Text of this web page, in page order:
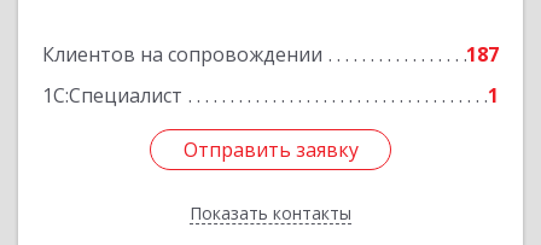
Клиентов на сопровождении
187
1С:Специалист
1
Отправить заявку
Показать контакты
Отправить заявку
Назад